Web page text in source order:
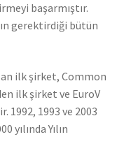
başarmıştır.
gerektirdiği bütün
ilk şirket, Common
ilk şirket ve EuroV
1992, 1993 ve 2003
yılında Yılın